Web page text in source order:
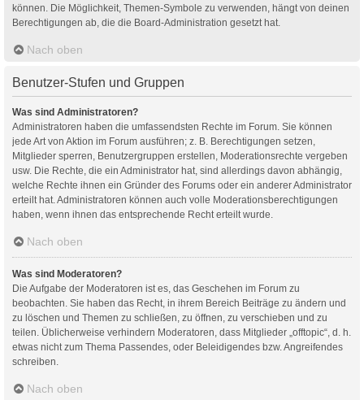
können. Die Möglichkeit, Themen-Symbole zu verwenden, hängt von deinen
Berechtigungen ab, die die Board-Administration gesetzt hat.
Nach oben
Benutzer-Stufen und Gruppen
Was sind Administratoren?
Administratoren haben die umfassendsten Rechte im Forum. Sie können
jede Art von Aktion im Forum ausführen; z. B. Berechtigungen setzen,
Mitglieder sperren, Benutzergruppen erstellen, Moderationsrechte vergeben
usw. Die Rechte, die ein Administrator hat, sind allerdings davon abhängig,
welche Rechte ihnen ein Gründer des Forums oder ein anderer Administrator
erteilt hat. Administratoren können auch volle Moderationsberechtigungen
haben, wenn ihnen das entsprechende Recht erteilt wurde.
Nach oben
Was sind Moderatoren?
Die Aufgabe der Moderatoren ist es, das Geschehen im Forum zu
beobachten. Sie haben das Recht, in ihrem Bereich Beiträge zu ändern und
zu löschen und Themen zu schließen, zu öffnen, zu verschieben und zu
teilen. Üblicherweise verhindern Moderatoren, dass Mitglieder „offtopic“, d. h.
etwas nicht zum Thema Passendes, oder Beleidigendes bzw. Angreifendes
schreiben.
Nach oben